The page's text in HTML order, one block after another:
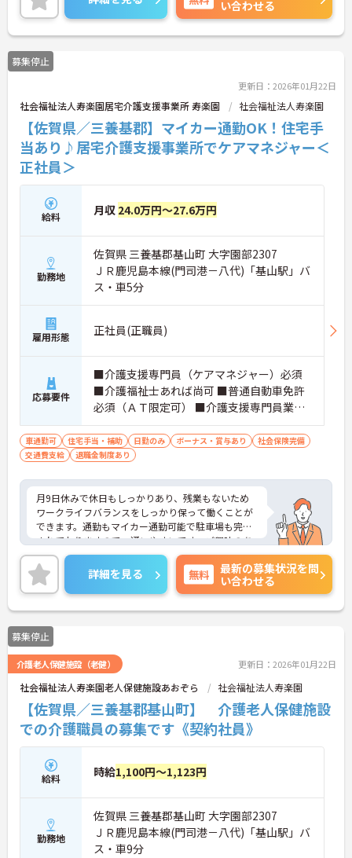
トとの両立が可能です。地元に貢献したい方、ぜひ
ご応募ください。
い合わせる
募集停止
更新日：2026年01月22日
社会福祉法人寿楽園居宅介護支援事業所 寿楽園 社会福祉法人寿楽園
【佐賀県／三養基郡】マイカー通勤OK！住宅手
当あり♪居宅介護支援事業所でケアマネジャー＜
正社員＞
給料 月収 24.0万円～27.6万円
勤務地
佐賀県 三養基郡基山町 大字園部2307
ＪＲ鹿児島本線(門司港－八代)「基山駅」バ
ス・車5分
雇用形態 正社員(正職員)
応募要件
■介護支援専門員（ケアマネジャー）必須
■介護福祉士あれば尚可 ■普通自動車免許
必須（ＡＴ限定可） ■介護支援専門員業務
経験必須
車通勤可 住宅手当・補助 日勤のみ ボーナス・賞与あり
社会保険完備
交通費支給
退職金制度あり
月9日休みで休日もしっかりあり、残業もないため
ワークライフバランスをしっかり保って働くことが
できます。通勤もマイカー通勤可能で駐車場も完備
されておりますので、通いやすいです。ご興味のあ
る方はご面接ポイントお伝えしますのでご気軽にお
問い合わせください。
詳細を見る 無料
最新の募集状況を問
い合わせる
募集停止
介護老人保健施設（老健） 更新日：2026年01月22日
社会福祉法人寿楽園老人保健施設あおぞら 社会福祉法人寿楽園
【佐賀県／三養基郡基山町】 介護老人保健施設
での介護職員の募集です《契約社員》
給料 時給1,100円～1,123円
勤務地
佐賀県 三養基郡基山町 大字園部2307
ＪＲ鹿児島本線(門司港－八代)「基山駅」バ
ス・車9分